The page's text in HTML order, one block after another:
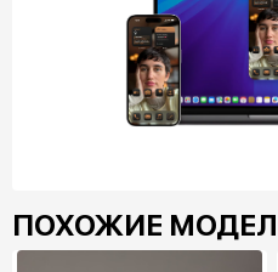
ПОХОЖИЕ